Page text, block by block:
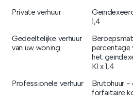
Private verhuur
1,4
Gedeeltelijke verhuur
van uw woning
percentage
het
KI x 1,4
Professionele verhuur
Brutohuur -
forfaitaire